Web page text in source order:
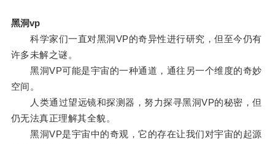
黑洞vp
科学家们一直对黑洞VP的奇异性进行研究，但至今仍有
许多未解之谜。
黑洞VP可能是宇宙的一种通道，通往另一个维度的奇妙
空间。
人类通过望远镜和探测器，努力探寻黑洞VP的秘密，但
仍无法真正理解其全貌。
黑洞VP是宇宙中的奇观，它的存在让我们对宇宙的起源